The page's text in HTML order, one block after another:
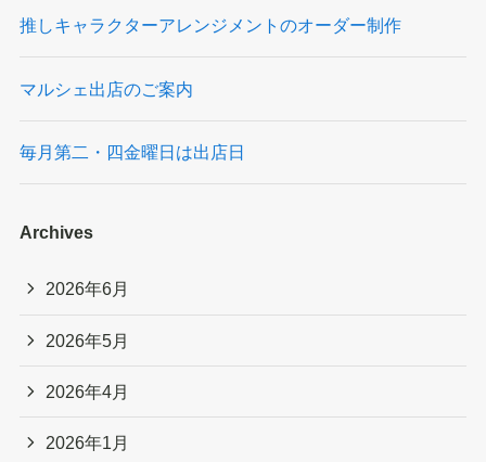
推しキャラクターアレンジメントのオーダー制作
マルシェ出店のご案内
毎月第二・四金曜日は出店日
Archives
2026年6月
2026年5月
2026年4月
2026年1月